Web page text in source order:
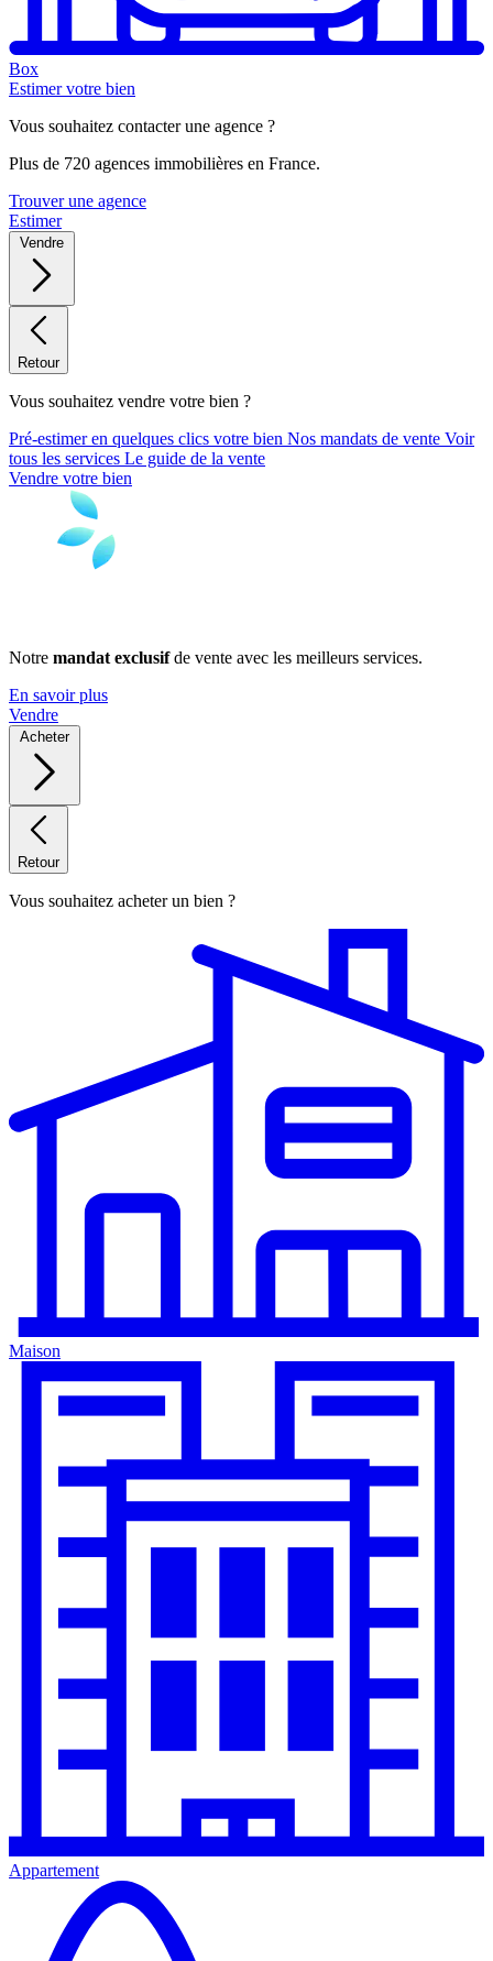
Box
Estimer votre bien
Vous souhaitez contacter une agence ?
Plus de 720 agences immobilières en France.
Trouver une agence
Estimer
Vendre
Retour
Vous souhaitez vendre votre bien ?
Pré-estimer en quelques clics votre bien Nos mandats de vente Voir
tous les services Le guide de la vente
Vendre votre bien
Notre mandat exclusifde vente avec les meilleurs services.
En savoir plus
Vendre
Acheter
Retour
Vous souhaitez acheter un bien ?
Maison
Appartement